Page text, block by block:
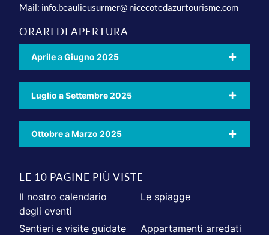
Mail: info.beaulieusurmer@ nicecotedazurtourisme.com
ORARI DI APERTURA
Aprile a Giugno 2025
Luglio a Settembre 2025
Ottobre a Marzo 2025
LE 10 PAGINE PIÙ VISTE
Il nostro calendario
degli eventi
Le spiagge
Sentieri e visite guidate
Appartamenti arredati